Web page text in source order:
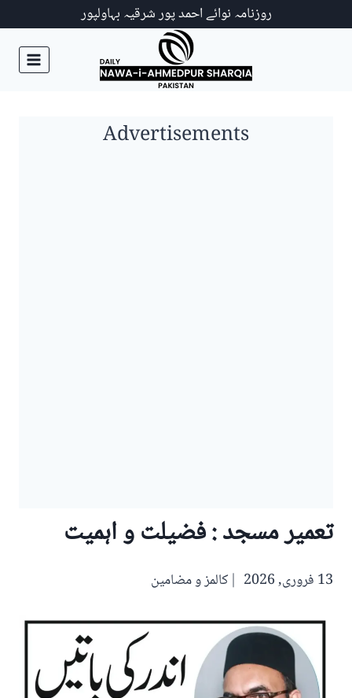
روزنامہ نوائے احمد پور شرقیہ بہاولپور
Advertisements
تعمیر مسجد : فضیلت و اہمیت
13 فروری, 2026 کالمز و مضامین